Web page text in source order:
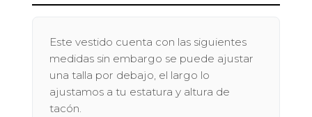
Este vestido cuenta con las siguientes
medidas sin embargo se puede ajustar
una talla por debajo, el largo lo
ajustamos a tu estatura y altura de
tacón.